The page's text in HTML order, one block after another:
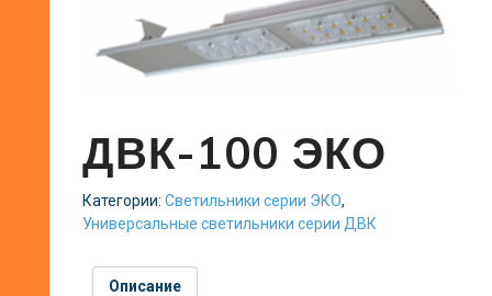
ДВК-100 ЭКО
Категории: Светильники серии ЭКО,
Универсальные светильники серии ДВК
Описание